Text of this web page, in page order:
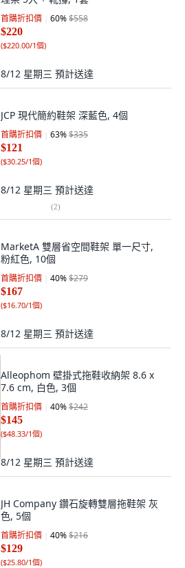
首購折扣價 60%$558
$220
($220.00/1個)
8/12 星期三 預計送達
JCP 現代簡約鞋架 深藍色, 4個
首購折扣價 63%$335
$121
($30.25/1個)
8/12 星期三 預計送達
(2)
MarketA 雙層省空間鞋架 單一尺寸,
粉紅色, 10個
首購折扣價 40%$279
$167
($16.70/1個)
8/12 星期三 預計送達
Alleophom 壁掛式拖鞋收納架 8.6 x
7.6 cm, 白色, 3個
首購折扣價 40%$242
$145
($48.33/1個)
8/12 星期三 預計送達
JH Company 鑽石旋轉雙層拖鞋架 灰
色, 5個
首購折扣價 40%$216
$129
($25.80/1個)